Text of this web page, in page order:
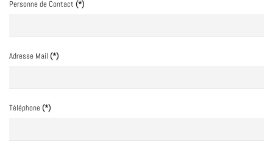
Personne de Contact (*)
Adresse Mail (*)
Téléphone(*)